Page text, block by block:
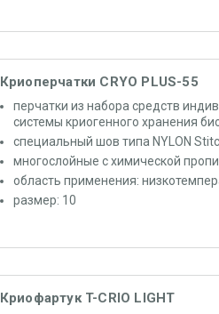
Криоперчатки CRYO PLUS-55
перчатки из набора средств
системы криогенного хранения
специальный шов типа NYLON
многослойные с химической
область применения:
размер: 10
Криофартук T-CRIO LIGHT